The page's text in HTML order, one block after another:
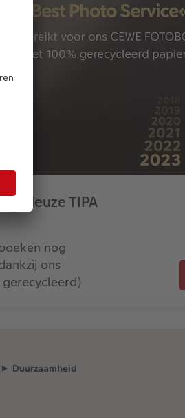
TIPA
nog
ons
Duurzaamheid